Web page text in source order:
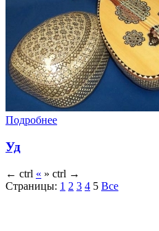
Подробнее
Уд
← ctrl « » ctrl →
Страницы: 1 2 3 4 5 Все